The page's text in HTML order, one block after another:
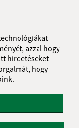
azzal hogy
hirdetéseket
hogy